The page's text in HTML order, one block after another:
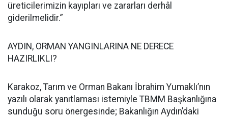
üreticilerimizin kayıpları ve zararları derhâl
giderilmelidir.”
AYDIN, ORMAN YANGINLARINA NE DERECE
HAZIRLIKLI?
Karakoz, Tarım ve Orman Bakanı İbrahim Yumaklı’nın
yazılı olarak yanıtlaması istemiyle TBMM Başkanlığına
sunduğu soru önergesinde; Bakanlığın Aydın’daki